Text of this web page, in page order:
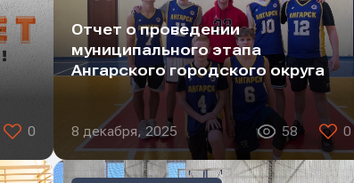
0
Отчет о проведении
муниципального этапа
Ангарского городского округа
8 декабря, 2025 58 0
Телефон
Сообщение
Телефон
Сообщение
Телефон
Сообщение